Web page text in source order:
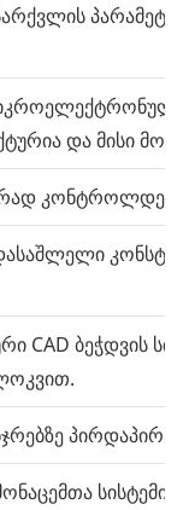
პარამეტრი
და მისი
კონტროლდება
CAD ბეჭდვის
პირდაპირ